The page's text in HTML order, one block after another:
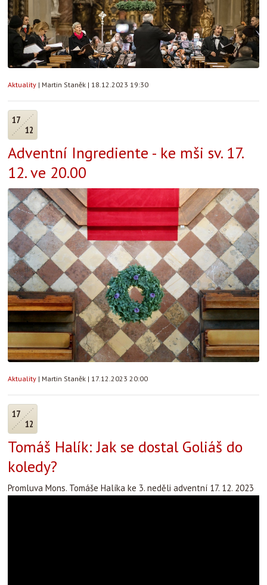
Aktuality | Martin Staněk | 18.12.2023 19:30
17
12
Adventní Ingrediente - ke mši sv. 17.
12. ve 20.00
Aktuality | Martin Staněk | 17.12.2023 20:00
17
12
Tomáš Halík: Jak se dostal Goliáš do
koledy?
Promluva Mons. Tomáše Halíka ke 3. neděli adventní 17. 12. 2023